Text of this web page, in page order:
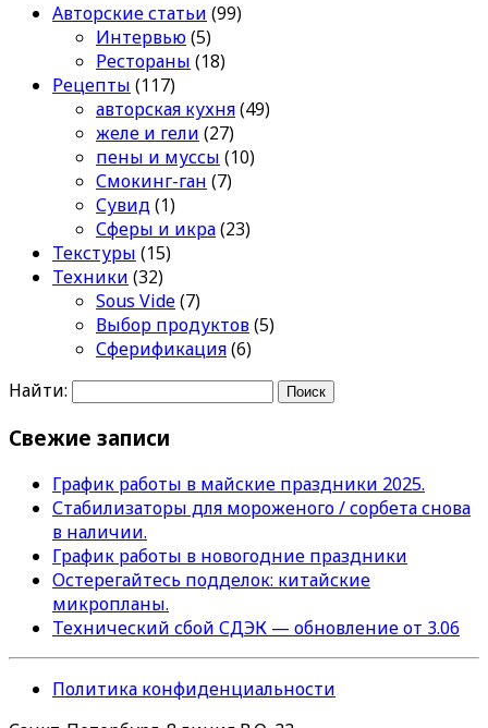
Авторские статьи (99)
Интервью(5)
Рестораны (18)
Рецепты (117)
авторская кухня(49)
желе и гели (27)
пены и муссы (10)
Смокинг-ган (7)
Сувид(1)
Сферы и икра(23)
Текстуры (15)
Техники (32)
Sous Vide(7)
Выбор продуктов(5)
Сферификация(6)
Найти:
Свежие записи
График работы в майские праздники 2025.
Стабилизаторы для мороженого / сорбета снова
в наличии.
График работы в новогодние праздники
Остерегайтесь подделок: китайские
микропланы.
Технический сбой СДЭК — обновление от 3.06
Политика конфиденциальности